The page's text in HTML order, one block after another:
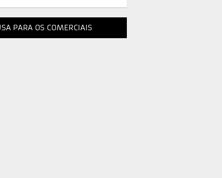
PARA OS COMERCIAIS